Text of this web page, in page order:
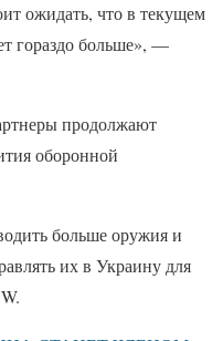
ожидать, что в текущем
гораздо больше», —
продолжают
оборонной
больше оружия и
их в Украину для